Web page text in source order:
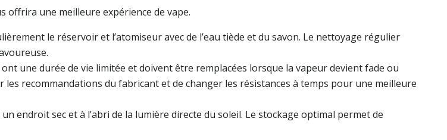
une meilleure expérience de vape.
le réservoir et l’atomiseur avec de l’eau tiède et du savon. Le nettoyage régulier
ont une durée de vie limitée et doivent être remplacées lorsque la vapeur devient fade ou
recommandations du fabricant et de changer les résistances à temps pour une meilleure
endroit sec et à l’abri de la lumière directe du soleil. Le stockage optimal permet de